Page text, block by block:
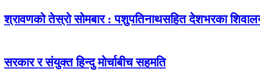
श्रावणको तेस्रो सोमबार : पशुपतिनाथसहित देशभरका
सरकार र संयुक्त हिन्दु मोर्चाबीच सहमति